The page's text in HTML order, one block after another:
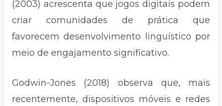
(2003) acrescenta que jogos digitais podem
criar comunidades de prática que
favorecem desenvolvimento linguístico por
meio de engajamento significativo.
Godwin-Jones (2018) observa que, mais
recentemente, dispositivos móveis e redes